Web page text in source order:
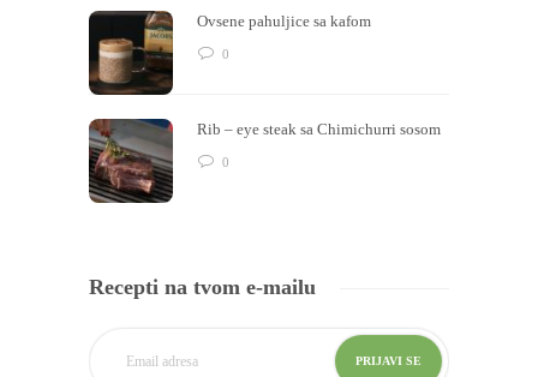
Ovsene pahuljice sa kafom
0
Rib – eye steak sa Chimichurri sosom
0
Recepti na tvom e-mailu